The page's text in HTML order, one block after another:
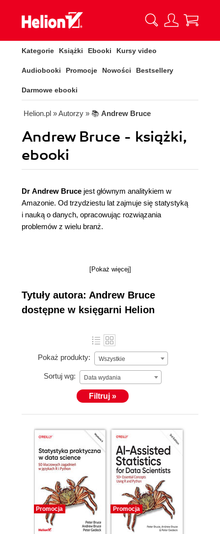
Kategorie Książki Ebooki Kursy video
Audiobooki Promocje Nowości Bestsellery
Darmowe ebooki
Helion.pl » Autorzy » 📚 Andrew Bruce
Andrew Bruce - książki,
ebooki
Dr Andrew Bruce jest głównym analitykiem w
Amazonie. Od trzydziestu lat zajmuje się statystyką
i nauką o danych, opracowując rozwiązania
problemów z wielu branż.
[Pokaż więcej]
Tytuły autora: Andrew Bruce
dostępne w księgarni Helion
Pokaż produkty: Wszystkie
Sortuj wg: Data wydania
Filtruj »
Promocja Promocja